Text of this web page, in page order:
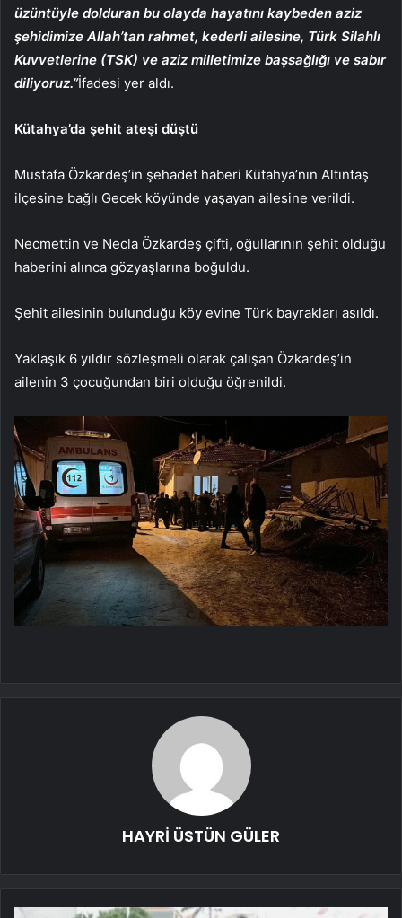
üzüntüyle dolduran bu olayda hayatını kaybeden aziz
şehidimize Allah’tan rahmet, kederli ailesine, Türk Silahlı
Kuvvetlerine (TSK) ve aziz milletimize başsağlığı ve sabır
diliyoruz.”İfadesi yer aldı.
Kütahya’da şehit ateşi düştü
Mustafa Özkardeş’in şehadet haberi Kütahya’nın Altıntaş
ilçesine bağlı Gecek köyünde yaşayan ailesine verildi.
Necmettin ve Necla Özkardeş çifti, oğullarının şehit olduğu
haberini alınca gözyaşlarına boğuldu.
Şehit ailesinin bulunduğu köy evine Türk bayrakları asıldı.
Yaklaşık 6 yıldır sözleşmeli olarak çalışan Özkardeş’in
ailenin 3 çocuğundan biri olduğu öğrenildi.
HAYRİ ÜSTÜN GÜLER